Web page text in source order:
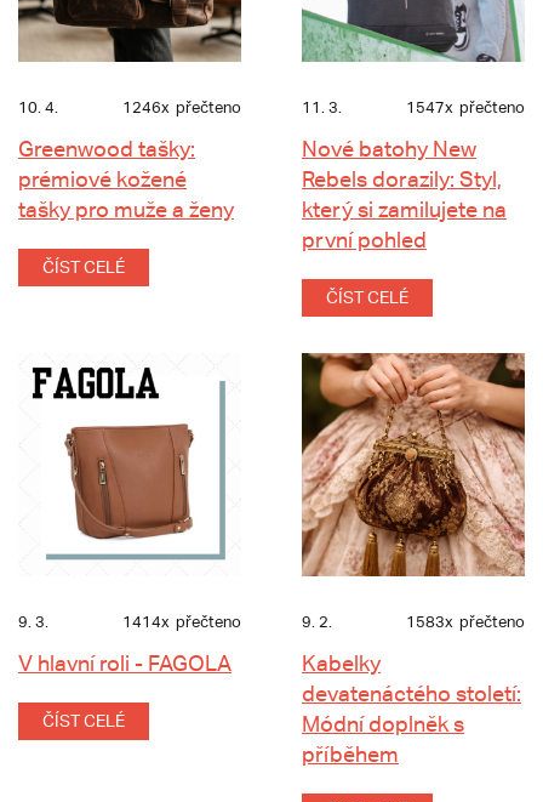
10. 4. 1246x přečteno
Greenwood tašky:
prémiové kožené
tašky pro muže a ženy
ČÍST CELÉ
11. 3. 1547x přečteno
Nové batohy New
Rebels dorazily: Styl,
který si zamilujete na
první pohled
ČÍST CELÉ
9. 3. 1414x přečteno
V hlavní roli - FAGOLA
ČÍST CELÉ
9. 2. 1583x přečteno
Kabelky
devatenáctého století:
Módní doplněk s
příběhem